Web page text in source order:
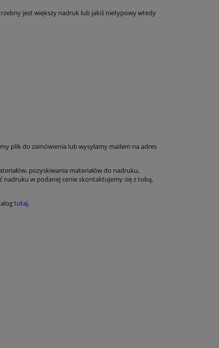
jest większy nadruk lub jakiś nietypowy wtedy
plik do zamówienia lub wysyłamy mailem na adres
pozyskiwania materiałów do nadruku,
nadruku w podanej cenie skontaktujemy się z tobą,
tutaj.